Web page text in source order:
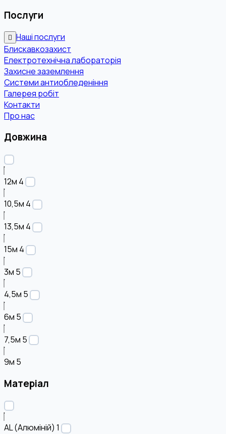
Послуги
Наші послуги
Блискавкозахист
Електротехнічна лабораторія
Захисне заземлення
Системи антиобледеніння
Галерея робіт
Контакти
Про нас
Довжина
12м 4
10,5м 4
13,5м 4
15м 4
3м 5
4,5м 5
6м 5
7,5м 5
9м 5
Матеріал
AL (Алюміній) 1